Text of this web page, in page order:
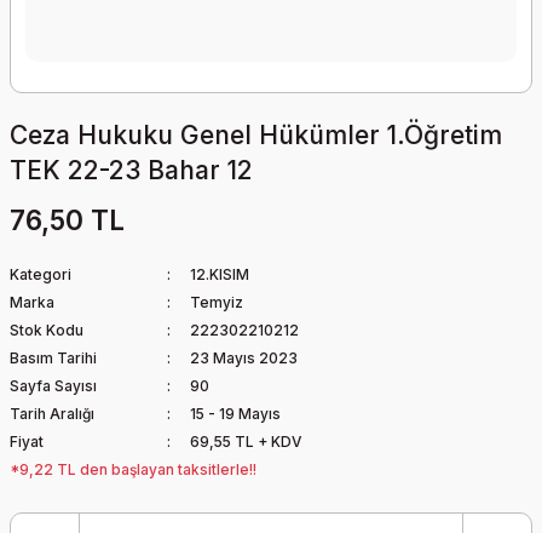
Ceza Hukuku Genel Hükümler 1.Öğretim
TEK 22-23 Bahar 12
76,50 TL
Kategori
12.KISIM
Marka
Temyiz
Stok Kodu
222302210212
Basım Tarihi
23 Mayıs 2023
Sayfa Sayısı
90
Tarih Aralığı
15 - 19 Mayıs
Fiyat
69,55 TL + KDV
*9,22 TL den başlayan taksitlerle!!